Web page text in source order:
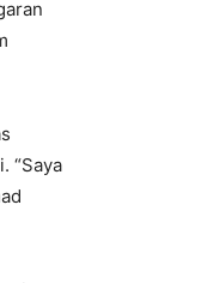
“Saya